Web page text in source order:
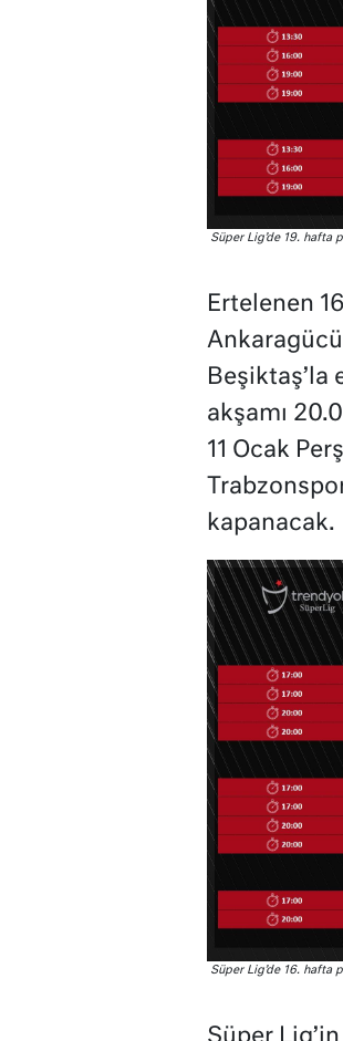
Süper Lig’de 19. hafta
Ertelenen
Ankaragücü
Beşiktaş’la
akşamı
11 Ocak
kapanacak.
Süper Lig’de 16. hafta